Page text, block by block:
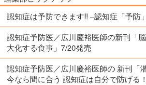
認知症は予防できます!! –認知症「予防
認知症予防医／広川慶裕医師の新刊「
大化する食事」7/20発売
認知症予防医／広川慶裕医師の 新刊「
今なら間に合う 認知症は自分で防げる！